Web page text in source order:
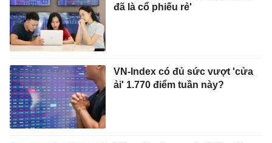
đã là cổ phiếu rẻ'
VN-Index có đủ sức vượt 'cửa
ải' 1.770 điểm tuần này?